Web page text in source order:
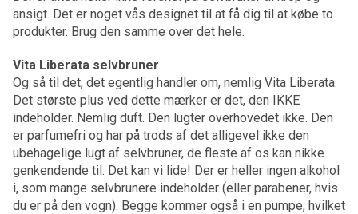
ansigt. Det er noget vås designet til at få dig til at købe to
produkter. Brug den samme over det hele.
Vita Liberata selvbruner
Og så til det, det egentlig handler om, nemlig Vita Liberata.
Det største plus ved dette mærker er det, den IKKE
indeholder. Nemlig duft. Den lugter overhovedet ikke. Den
er parfumefri og har på trods af det alligevel ikke den
ubehagelige lugt af selvbruner, de fleste af os kan nikke
genkendende til. Det kan vi lide! Der er heller ingen alkohol
i, som mange selvbrunere indeholder (eller parabener, hvis
du er på den vogn). Begge kommer også i en pumpe, hvilket